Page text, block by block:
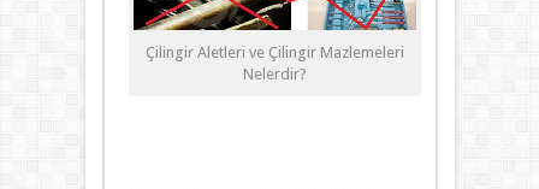
Çilingir Aletleri ve Çilingir Mazlemeleri
Nelerdir?